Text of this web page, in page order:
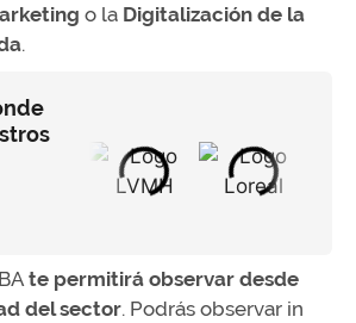
o la Digitalización de la
.
te permitirá observar desde
del sector. Podrás observar in